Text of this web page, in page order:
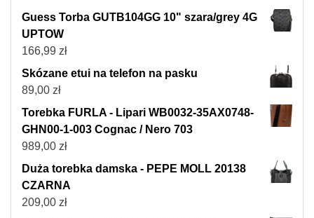
Guess Torba GUTB104GG 10" szara/grey 4G
UPTOW
166,99 zł
Skózane etui na telefon na pasku
89,00 zł
Torebka FURLA - Lipari WB0032-35AX0748-
GHN00-1-003 Cognac / Nero 703
989,00 zł
Duża torebka damska - PEPE MOLL 20138
CZARNA
209,00 zł